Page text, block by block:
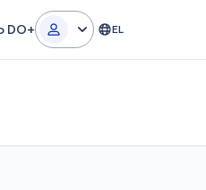
DO+ EL